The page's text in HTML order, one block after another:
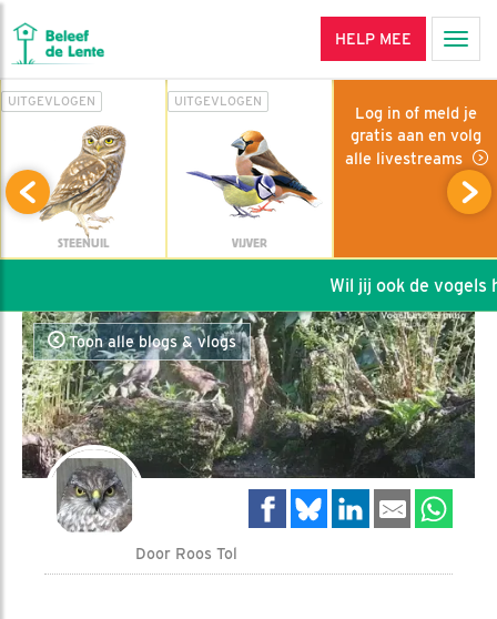
HELP MEE
UITGEVLOGEN
STEENUIL
UITGEVLOGEN
VIJVER
Log in of meld je
gratis aan en volg
alle livestreams
Wil jij ook de vogels
Toon alle blogs & vlogs
Door Roos Tol